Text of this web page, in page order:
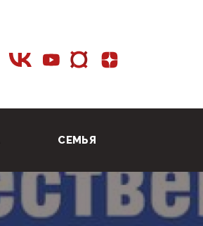
СЕМЬЯ